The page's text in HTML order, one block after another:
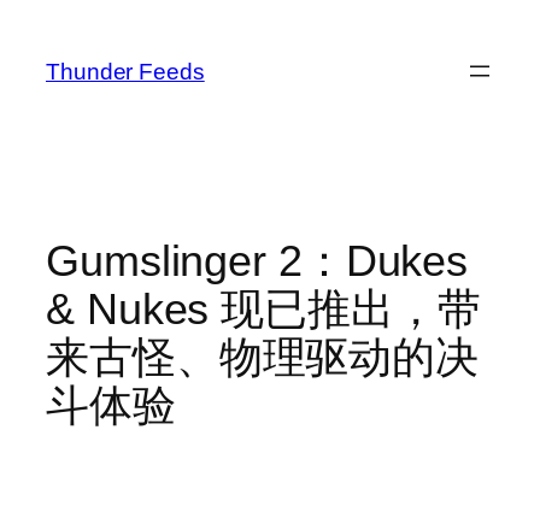
Thunder Feeds
Gumslinger 2：Dukes
& Nukes 现已推出，带
来古怪、物理驱动的决
斗体验